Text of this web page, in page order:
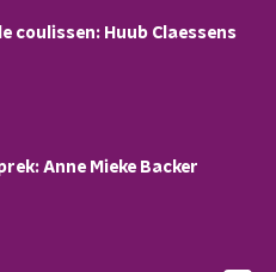
coulissen: Huub Claessens
Anne Mieke Backer